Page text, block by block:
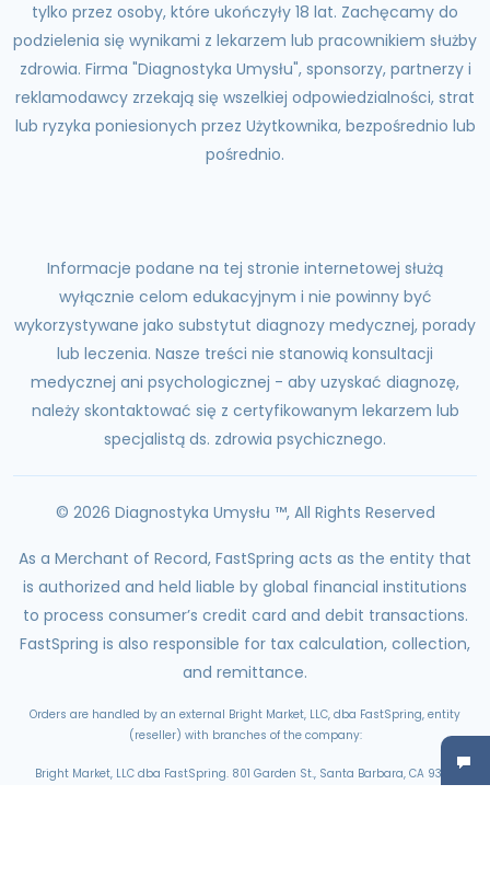
tylko przez osoby, które ukończyły 18 lat. Zachęcamy do
podzielenia się wynikami z lekarzem lub pracownikiem służby
zdrowia. Firma "Diagnostyka Umysłu", sponsorzy, partnerzy i
reklamodawcy zrzekają się wszelkiej odpowiedzialności, strat
lub ryzyka poniesionych przez Użytkownika, bezpośrednio lub
pośrednio.
Informacje podane na tej stronie internetowej służą
wyłącznie celom edukacyjnym i nie powinny być
wykorzystywane jako substytut diagnozy medycznej, porady
lub leczenia. Nasze treści nie stanowią konsultacji
medycznej ani psychologicznej - aby uzyskać diagnozę,
należy skontaktować się z certyfikowanym lekarzem lub
specjalistą ds. zdrowia psychicznego.
© 2026 Diagnostyka Umysłu ™, All Rights Reserved
As a Merchant of Record, FastSpring acts as the entity that
is authorized and held liable by global financial institutions
to process consumer’s credit card and debit transactions.
FastSpring is also responsible for tax calculation, collection,
and remittance.
Orders are handled by an external Bright Market, LLC, dba FastSpring, entity
(reseller) with branches of the company:
Bright Market, LLC dba FastSpring. 801 Garden St., Santa Barbara, CA 93101